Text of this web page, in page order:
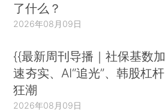
了什么？
2026年08月09日
{{最新周刊导播｜社保基数加
速夯实、AI“追光”、韩股杠杆
狂潮
2026年08月09日